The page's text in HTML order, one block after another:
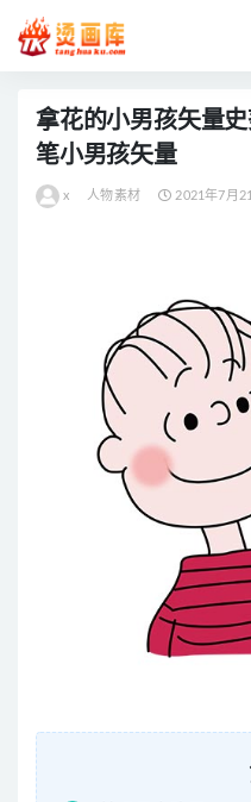
拿花的小男孩矢量
笔小男孩矢量
x 人物素材 2021年7月